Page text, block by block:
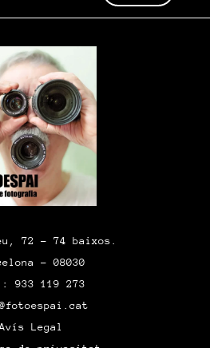
72 – 74 baixos.
– 08030
933 119 273
Legal